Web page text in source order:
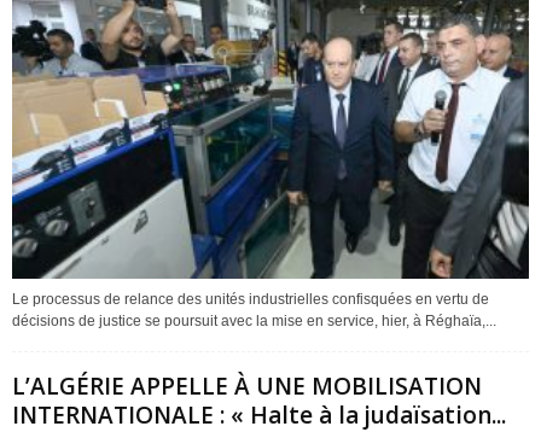
Le processus de relance des unités industrielles confisquées en vertu de
décisions de justice se poursuit avec la mise en service, hier, à Réghaïa,...
L’ALGÉRIE APPELLE À UNE MOBILISATION
INTERNATIONALE : « Halte à la judaïsation...